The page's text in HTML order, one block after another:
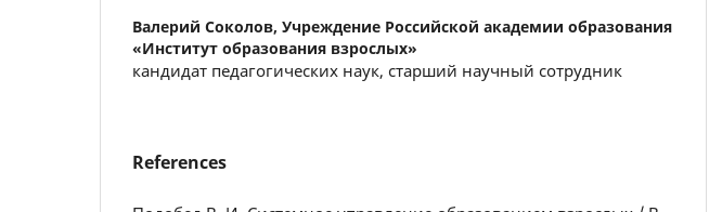
Валерий Соколов, Учреждение Российской академии образования
«Институт образования взрослых»
кандидат педагогических наук, старший научный сотрудник
References